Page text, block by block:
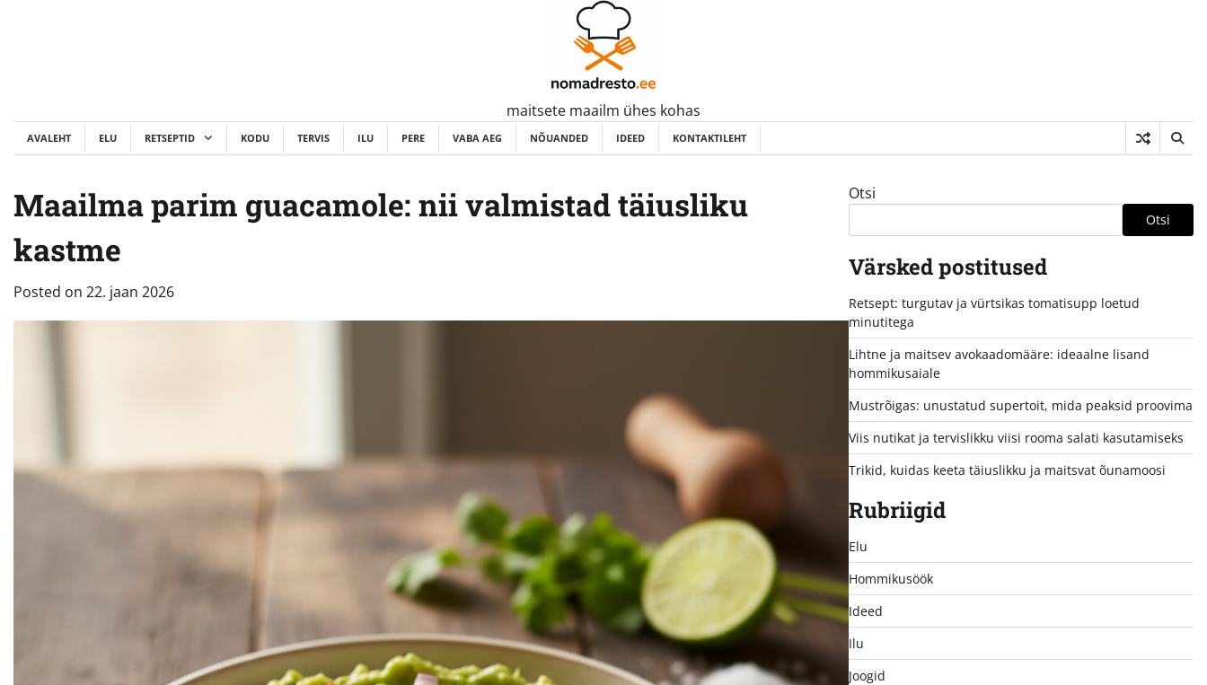
maitsete maailm ühes kohas
AVALEHT ELU RETSEPTID KODU TERVIS ILU PERE VABA AEG NÕUANDED IDEED KONTAKTILEHT
Maailma parim guacamole: nii valmistad täiusliku
kastme
Posted on 22. jaan 2026
Otsi
Otsi
Värsked postitused
Retsept: turgutav ja vürtsikas tomatisupp loetud
minutitega
Lihtne ja maitsev avokaadomääre: ideaalne lisand
hommikusaiale
Mustrõigas: unustatud supertoit, mida peaksid proovima
Viis nutikat ja tervislikku viisi rooma salati kasutamiseks
Trikid, kuidas keeta täiuslikku ja maitsvat õunamoosi
Rubriigid
Elu
Hommikusöök
Ideed
Ilu
Joogid